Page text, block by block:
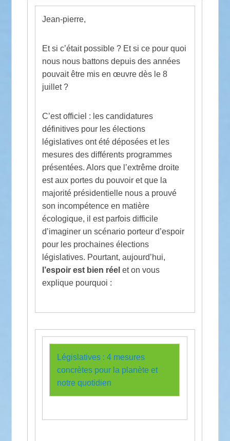
Jean-pierre,
Et si c’était possible ? Et si ce pour quoi
nous nous battons depuis des années
pouvait être mis en œuvre dès le 8
juillet ?
C’est officiel : les candidatures
définitives pour les élections
législatives ont été déposées et les
mesures des différents programmes
présentées. Alors que l’extrême droite
est aux portes du pouvoir et que la
majorité présidentielle nous a prouvé
son incompétence en matière
écologique, il est parfois difficile
d’imaginer un scénario porteur d’espoir
pour les prochaines élections
législatives. Pourtant, aujourd’hui,
l’espoir est bien réel et on vous
explique pourquoi :
Législatives : 4 mesures
concrètes pour la planète et
notre quotidien